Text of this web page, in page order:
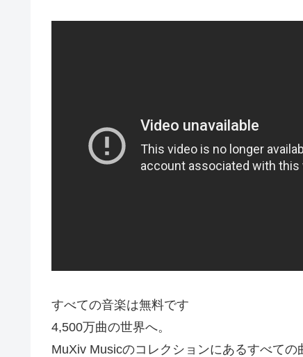
すべての音楽は無料です
4,500万曲の世界へ。
MuXiv Musicのコレクションにあるすべて